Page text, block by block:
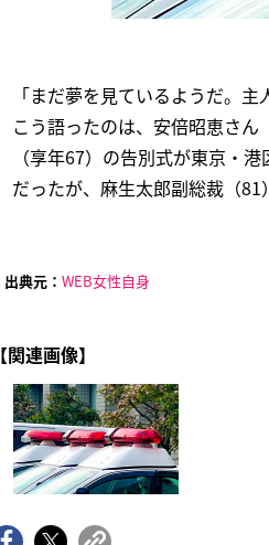
「まだ夢を見ているようだ。
こう語ったのは、安倍昭恵さ
（享年67）の告別式が東京・
だったが、麻生太郎副総裁（
出典元： WEB女性自身
【関連画像】